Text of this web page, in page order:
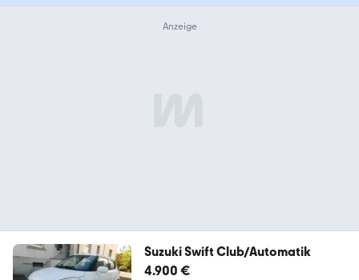
Suzuki Swift Club/Automatik
4.900 €